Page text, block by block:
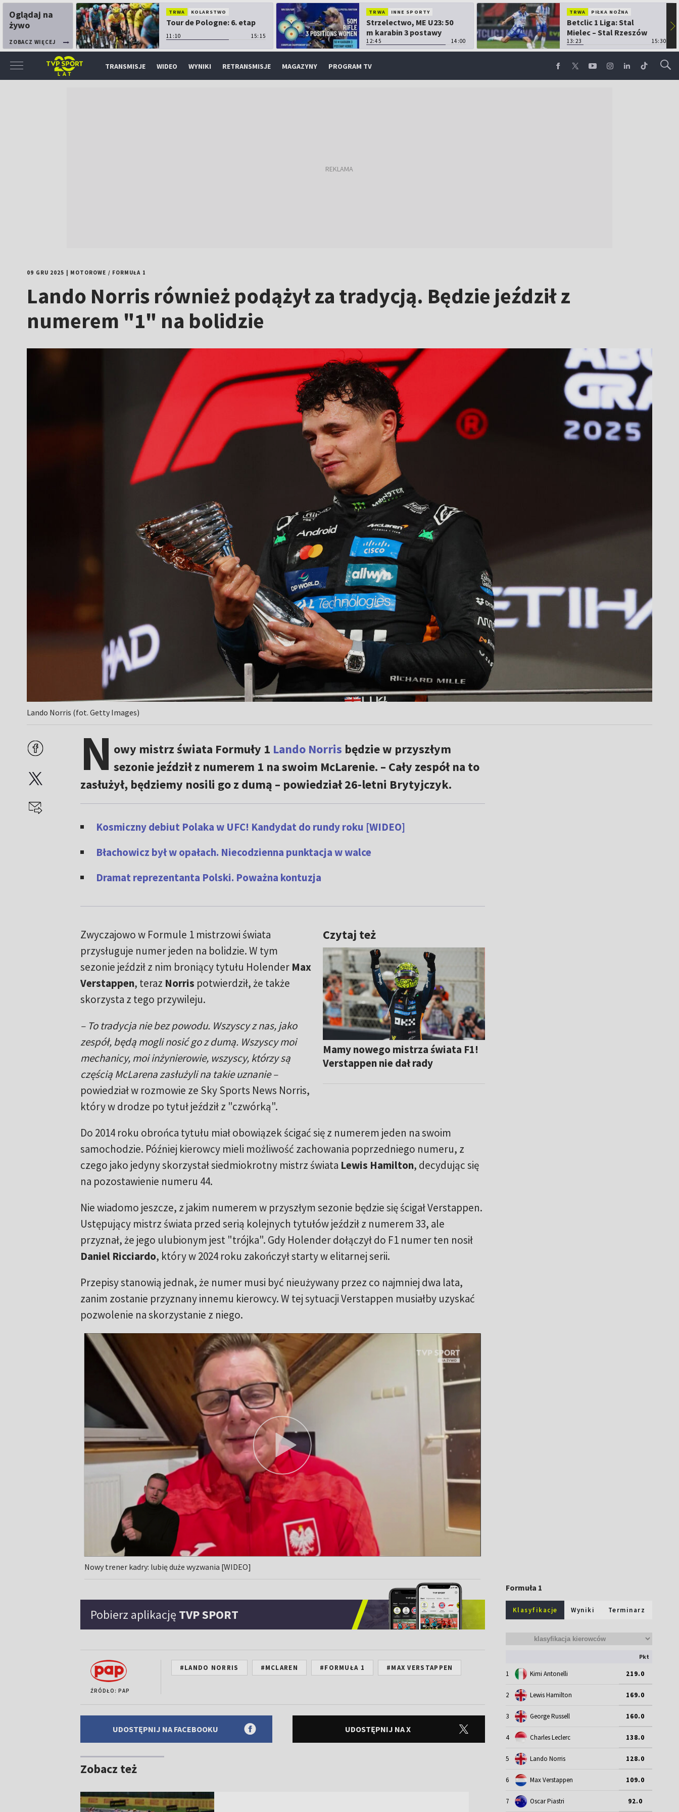
Oglądaj na
żywo
ZOBACZ WIĘCEJ
TRWA KOLARSTWO
Tour de Pologne: 6. etap
11:10 15:15
TRWA INNE SPORTY
Strzelectwo, ME U23: 50
m karabin 3 postawy
kobiet
12:45 14:00
TRWA PIŁKA NOŻNA
Betclic 1 Liga: Stal
Mielec – Stal Rzeszów
13:23 15:30
▶
TRANSMISJE WIDEO WYNIKI RETRANSMISJE MAGAZYNY PROGRAM TV
09 GRU 2025 MOTOROWE / FORMUŁA 1
Lando Norris również podążył za tradycją. Będzie jeździł z
numerem "1" na bolidzie
Lando Norris (fot. Getty Images)
N owy mistrz świata Formuły 1 Lando Norris będzie w przyszłym
sezonie jeździł z numerem 1 na swoim McLarenie. – Cały zespół na to
zasłużył, będziemy nosili go z dumą – powiedział 26-letni Brytyjczyk.
Kosmiczny debiut Polaka w UFC! Kandydat do rundy roku [WIDEO]
Błachowicz był w opałach. Niecodzienna punktacja w walce
Dramat reprezentanta Polski. Poważna kontuzja
Czytaj też
Mamy nowego mistrza świata F1!
Verstappen nie dał rady
Zwyczajowo w Formule 1 mistrzowi świata
przysługuje numer jeden na bolidzie. W tym
sezonie jeździł z nim broniący tytułu Holender Max
Verstappen, teraz Norris potwierdził, że także
skorzysta z tego przywileju.
– To tradycja nie bez powodu. Wszyscy z nas, jako
zespół, będą mogli nosić go z dumą. Wszyscy moi
mechanicy, moi inżynierowie, wszyscy, którzy są
częścią McLarena zasłużyli na takie uznanie –
powiedział w rozmowie ze Sky Sports News Norris,
który w drodze po tytuł jeździł z "czwórką".
Do 2014 roku obrońca tytułu miał obowiązek ścigać się z numerem jeden na swoim
samochodzie. Później kierowcy mieli możliwość zachowania poprzedniego numeru, z
czego jako jedyny skorzystał siedmiokrotny mistrz świata Lewis Hamilton, decydując się
na pozostawienie numeru 44.
Nie wiadomo jeszcze, z jakim numerem w przyszłym sezonie będzie się ścigał Verstappen.
Ustępujący mistrz świata przed serią kolejnych tytułów jeździł z numerem 33, ale
przyznał, że jego ulubionym jest "trójka". Gdy Holender dołączył do F1 numer ten nosił
Daniel Ricciardo, który w 2024 roku zakończył starty w elitarnej serii.
Przepisy stanowią jednak, że numer musi być nieużywany przez co najmniej dwa lata,
zanim zostanie przyznany innemu kierowcy. W tej sytuacji Verstappen musiałby uzyskać
pozwolenie na skorzystanie z niego.
Nowy trener kadry: lubię duże wyzwania [WIDEO]
Pobierz aplikację TVP SPORT
ŹRÓDŁO: PAP
#LANDO NORRIS #MCLAREN #FORMUŁA 1 #MAX VERSTAPPEN
UDOSTĘPNIJ NA FACEBOOKU UDOSTĘPNIJ NA X
Zobacz też
Formuła 1
Klasyfikacje Wyniki Terminarz
Pkt
1 Kimi Antonelli 219.0
2 Lewis Hamilton 169.0
3 George Russell 160.0
4 Charles Leclerc 138.0
5 Lando Norris 128.0
6 Max Verstappen 109.0
7 Oscar Piastri 92.0